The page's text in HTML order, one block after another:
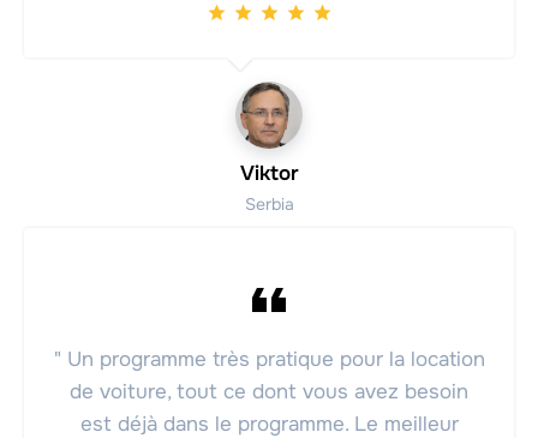
Viktor
Serbia
" Un programme très pratique pour la location
de voiture, tout ce dont vous avez besoin
est déjà dans le programme. Le meilleur